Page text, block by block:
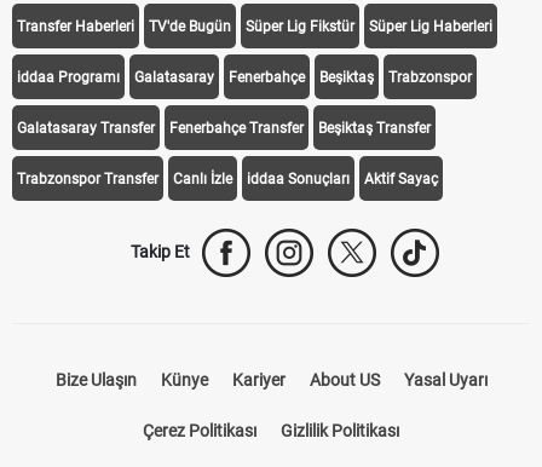
Transfer Haberleri TV'de Bugün Süper Lig Fikstür Süper Lig Haberleri
iddaa Programı Galatasaray Fenerbahçe Beşiktaş Trabzonspor
Galatasaray Transfer Fenerbahçe Transfer Beşiktaş Transfer
Trabzonspor Transfer Canlı İzle iddaa Sonuçları Aktif Sayaç
Takip Et
Bize Ulaşın Künye Kariyer About US Yasal Uyarı
Çerez Politikası Gizlilik Politikası